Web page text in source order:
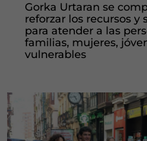
Gorka Urtaran se
reforzar los recursos y
para atender a las
familias, mujeres,
vulnerables